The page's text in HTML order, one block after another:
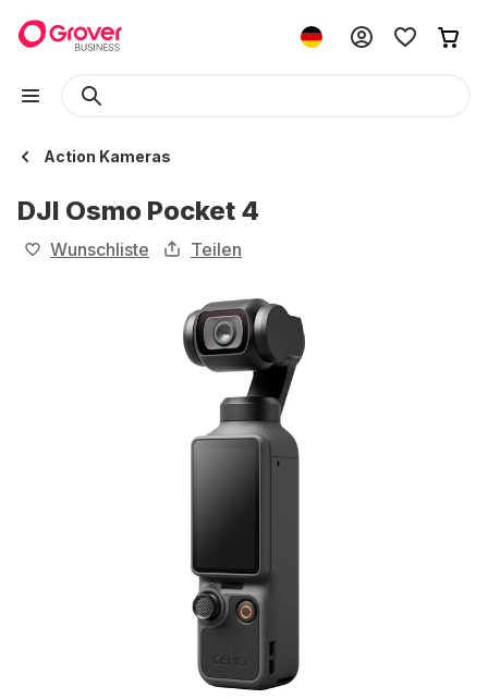
Action Kameras
DJI Osmo Pocket 4
Wunschliste Teilen